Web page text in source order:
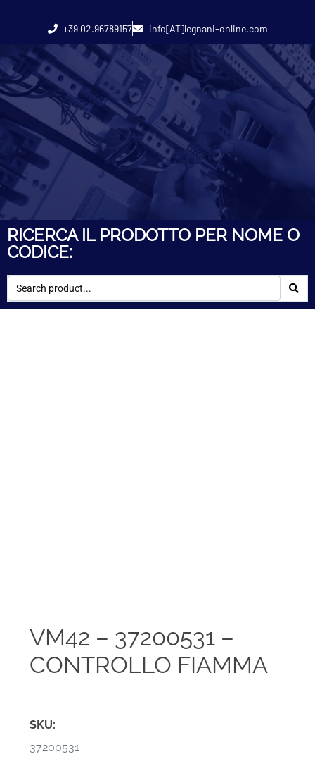
+39 02.96789157 info[AT]legnani-online.com
RICERCA IL PRODOTTO PER NOME O
CODICE:
VM42 – 37200531 –
CONTROLLO FIAMMA
SKU:
37200531